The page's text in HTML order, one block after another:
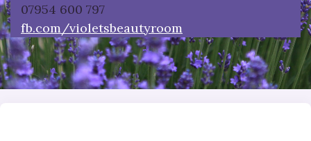
07954 600 797
fb.com/violetsbeautyroom